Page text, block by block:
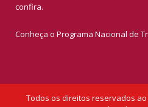
confira.
Conheça o Programa Nacional de
Todos os direitos reservados